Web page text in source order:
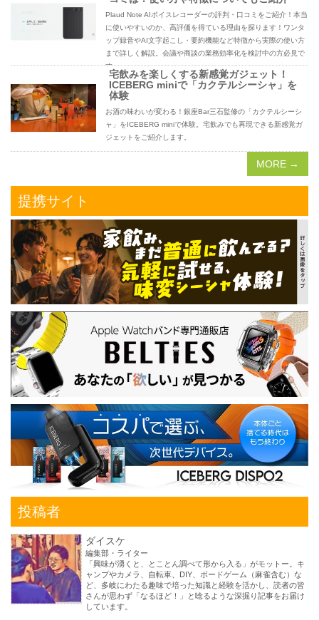
Plaud Note AIボイスレコーダーの評判・口コミをご紹介！本当
に使いやすいのか、高評価を得ている理由を探ります！ワンタ
ップ録音やAI文字起こし・要約機能など特徴から実際の使い方
まで詳しく解説。会議や商談の業務効率化を検討中の方必見で
す。
宅飲みを楽しくする新感覚ガジェット！
ICEBERG miniで「カクテルシーシャ」を
体験
お酒の味わいが変わる！銀座Bar三石監修の「カクテルシーシ
ャ」をICEBERG miniで体験。宅飲みでも再現できる新感覚ガ
ジェットをご紹介します。
MORE →
提携サイト
投稿者
ダイスケ
編集部・ライター
「興味が湧くと、とことん調べて形から入る」がモットー。キ
ャンプやカメラ、自転車、DIY、ボードゲーム（麻雀含む）な
ど、多岐にわたる趣味で培った知識と経験を活かし、読者の皆
さんが思わず「なるほど！」と唸るような深掘り記事をお届け
しています。